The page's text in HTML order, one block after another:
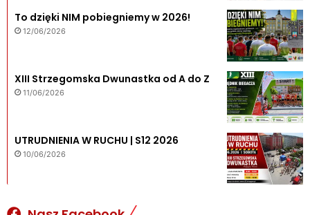
To dzięki NIM pobiegniemy w 2026!
12/06/2026
XIII Strzegomska Dwunastka od A do Z
11/06/2026
UTRUDNIENIA W RUCHU | S12 2026
10/06/2026